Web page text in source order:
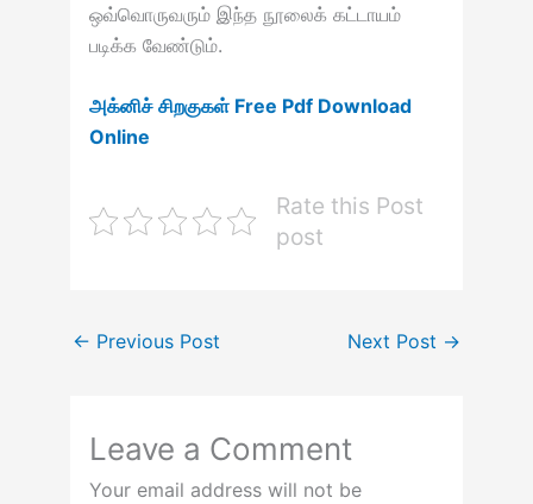
ஒவ்வொருவரும் இந்த நூலைக் கட்டாயம்
படிக்க வேண்டும்.
அக்னிச் சிறகுகள் Free Pdf Download
Online
Rate this Post
post
← Previous Post Next Post →
Leave a Comment
Your email address will not be